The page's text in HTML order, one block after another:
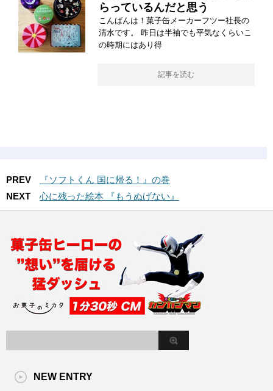
らっているんだと思う
こんばんは！菓子缶メーカーフツー社長の
清水です。 昨日は半袖でも平気なくらいこ
の時期にはあり得
記事を読む
PREV
『ソフトくん 国に帰る！』の巻
NEXT
心に残った絵本 『もうぬげない』
NEW ENTRY